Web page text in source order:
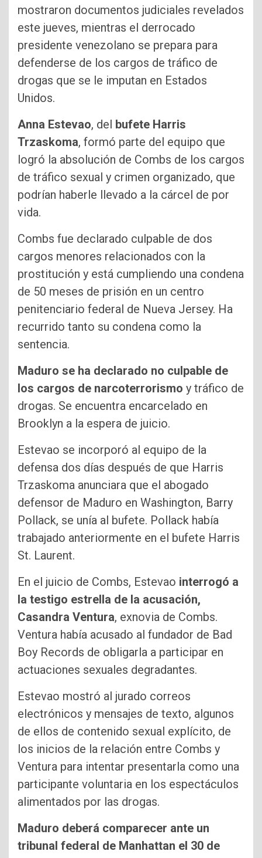
mostraron documentos judiciales revelados
este jueves, mientras el derrocado
presidente venezolano se prepara para
defenderse de los ⁠cargos de tráfico de
drogas que ⁠se le imputan en Estados
Unidos.
Anna Estevao, del bufete Harris
Trzaskoma, formó parte del equipo que
logró la absolución de Combs de los cargos
de tráfico sexual y crimen organizado, que
podrían haberle llevado a la cárcel de por
vida.
Combs fue declarado culpable de dos
cargos menores relacionados con la
prostitución y está cumpliendo una condena
de 50 meses de prisión en un centro
penitenciario federal de Nueva Jersey. Ha
recurrido tanto su condena como la
sentencia.
Maduro se ha declarado no culpable de
los cargos de narcoterrorismo y tráfico de
drogas. Se encuentra encarcelado en
Brooklyn a la espera de juicio.
Estevao se incorporó al equipo de la
defensa dos días después de que Harris
Trzaskoma anunciara que el abogado
defensor de Maduro en Washington, Barry
Pollack, se unía al bufete. Pollack había
trabajado anteriormente en el bufete Harris
St. Laurent.
En el juicio de Combs, Estevao interrogó a
la testigo estrella de la acusación,
Casandra Ventura, exnovia de Combs.
Ventura había acusado al fundador de Bad
Boy Records de obligarla a participar en
actuaciones sexuales degradantes.
Estevao mostró ⁠al jurado correos
electrónicos y mensajes de texto, algunos
⁠de ellos de contenido sexual ⁠explícito, de
los inicios de la relación entre Combs y
Ventura para intentar presentarla como una
participante ⁠voluntaria en los espectáculos
alimentados por las drogas.
Maduro deberá comparecer ante un
tribunal federal de Manhattan el 30 de